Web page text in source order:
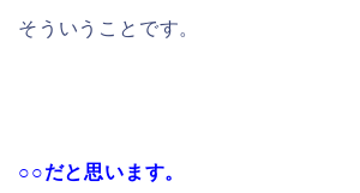
そういうことです。
○○だと思います。